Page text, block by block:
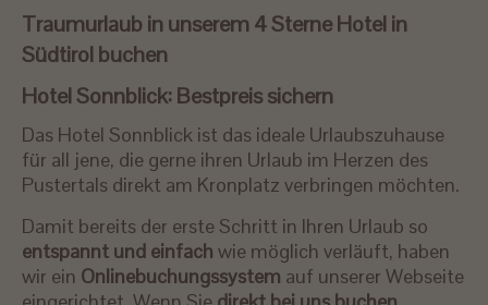
Traumurlaub in unserem 4 Sterne Hotel in
Südtirol buchen
Hotel Sonnblick: Bestpreis sichern
Das Hotel Sonnblick ist das ideale Urlaubszuhause
für all jene, die gerne ihren Urlaub im Herzen des
Pustertals direkt am Kronplatz verbringen möchten.
Damit bereits der erste Schritt in Ihren Urlaub so
entspannt und einfach wie möglich verläuft, haben
wir ein Onlinebuchungssystem auf unserer Webseite